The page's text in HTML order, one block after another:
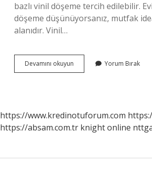
bazlı vinil döşeme tercih edilebilir.
döşeme düşünüyorsanız, mutfak
alanıdır. Vinil…
Devamını okuyun
Görünüm
Yorum Bırak
https://www.kredinotuforum.com
https://absam.com.tr knight online